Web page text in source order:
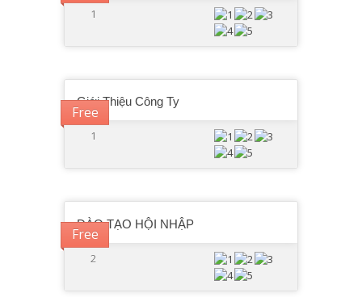
1
Free
Giới Thiệu Công Ty
1
Free
ĐÀO TẠO HỘI NHẬP
2